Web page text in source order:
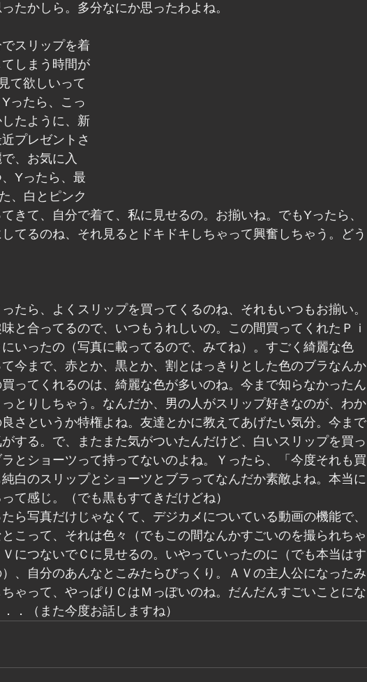
たかしら。多分なにか思ったわよね。
スリップを着
しまう時間が
て欲しいって
ったら、こっ
たように、新
プレゼントさ
、お気に入
Yったら、最
、白とピンク
きて、自分で着て、私に見せるの。お揃いね。でもYったら、
てるのね、それ見るとドキドキしちゃって興奮しちゃう。どう
たら、よくスリップを買ってくるのね、それもいつもお揃い。
と合ってるので、いつもうれしいの。この間買ってくれたＰｉ
いったの（写真に載ってるので、みてね）。すごく綺麗な色
今まで、赤とか、黒とか、割とはっきりとした色のブラなんか
ってくれるのは、綺麗な色が多いのね。今まで知らなかったん
とりしちゃう。なんだか、男の人がスリップ好きなのが、わか
さというか特権よね。友達とかに教えてあげたい気分。今まで
する。で、またまた気がついたんだけど、白いスリップを買っ
とショーツって持ってないのよね。Ｙったら、「今度それも買
白のスリップとショーツとブラってなんだか素敵よね。本当に
て感じ。（でも黒もすてきだけどね）
ら写真だけじゃなくて、デジカメについている動画の機能で、
こって、それは色々（でもこの間なんかすごいのを撮られちゃ
につないでＣに見せるの。いやっていったのに（でも本当はす
、自分のあんなとこみたらびっくり。ＡＶの主人公になったみ
ゃって、やっぱりＣはＭっぽいのね。だんだんすごいことにな
．（また今度お話しますね）